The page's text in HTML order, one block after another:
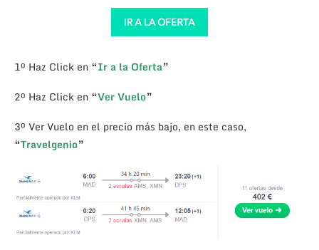
1º Haz Click en “Ir a la Oferta”
2º Haz Click en “Ver Vuelo”
3º Ver Vuelo en el precio más bajo, en este caso,
“Travelgenio”